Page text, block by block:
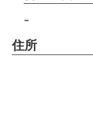
-
住所